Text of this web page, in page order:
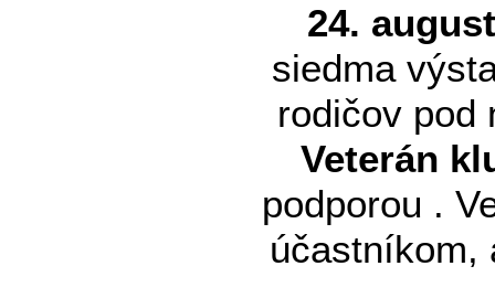
24.
siedma
rodičov pod
Veterán
podporou .
účastníkom,